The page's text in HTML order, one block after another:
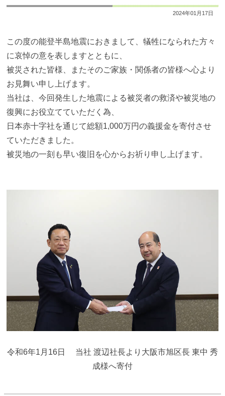
2024年01月17日
この度の能登半島地震におきまして、犠牲になられた方々
に哀悼の意を表しますとともに、
被災された皆様、またそのご家族・関係者の皆様へ心より
お見舞い申し上げます。
当社は、今回発生した地震による被災者の救済や被災地の
復興にお役立てていただく為、
日本赤十字社を通じて総額1,000万円の義援金を寄付させ
ていただきました。
被災地の一刻も早い復旧を心からお祈り申し上げます。
令和6年1月16日 当社 渡辺社長より大阪市旭区長 東中 秀
成様へ寄付